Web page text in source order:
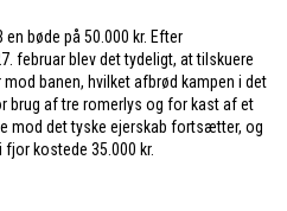
bøde på 50.000 kr. Efter
februar blev det tydeligt, at tilskuere
banen, hvilket afbrød kampen i det
brug af tre romerlys og for kast af et
mod det tyske ejerskab fortsætter, og
kostede 35.000 kr.